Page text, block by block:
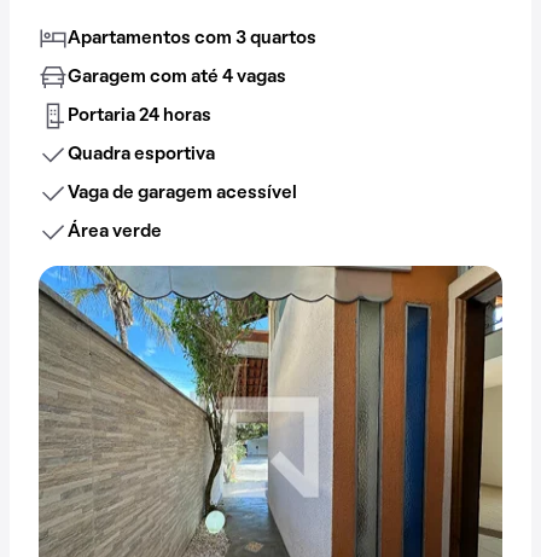
Apartamentos com 3 quartos
Garagem com até 4 vagas
Portaria 24 horas
Quadra esportiva
Vaga de garagem acessível
Área verde